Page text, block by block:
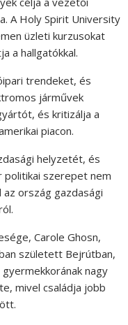
A Holy Spirit University
üzleti kurzusokat
a hallgatókkal.
trendeket, és
járművek
és kritizálja a
piacon.
helyzetét, és
politikai szerepet nem
az ország gazdasági
Carole Ghosn,
született Bejrútban,
nagy
mivel családja jobb